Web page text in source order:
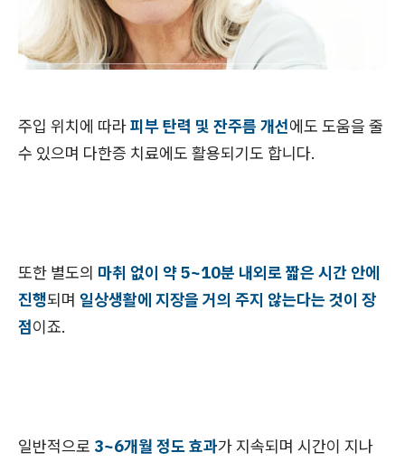
주입 위치에 따라피부 탄력 및 잔주름 개선에도 도움을 줄
수 있으며 다한증 치료에도 활용되기도 합니다.
또한 별도의 마취 없이 약 5~10분 내외로 짧은 시간 안에
진행되며 일상생활에 지장을 거의 주지 않는다는 것이 장
점이죠.
일반적으로 3~6개월 정도 효과가 지속되며 시간이 지나